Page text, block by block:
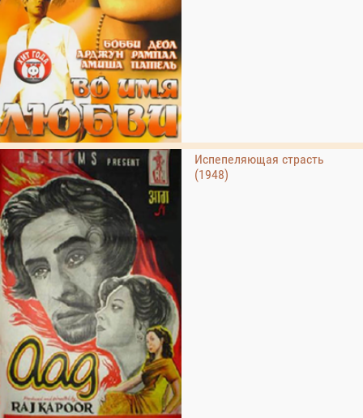
Испепеляющая страсть
(1948)